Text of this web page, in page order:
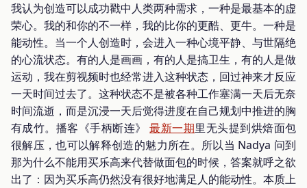
我认为创造可以成功戳中人类两种需求，一种是最基本的虚
荣心。我的和你的不一样，我的比你的更酷、更牛。一种是
能动性。当一个人创造时，会进入一种心境平静、与世隔绝
的心流状态。有的人是画画，有的人是搞卫生，有的人是做
运动，我在剪视频时也经常进入这种状态，回过神来才反应
一天时间过去了。这种状态不是被各种工作塞满一天后无奈
时间流逝，而是沉浸一天后觉得进度在自己规划中推进的胸
有成竹。播客《手柄断连》最新一期里无头提到烘焙面包
很解压，也可以解释创造的魅力所在。所以当 Nadya 问到
那为什么不能用买乐高来代替做面包的时候，答案就呼之欲
出了：因为买乐高仍然没有很好地满足人的能动性。本质上